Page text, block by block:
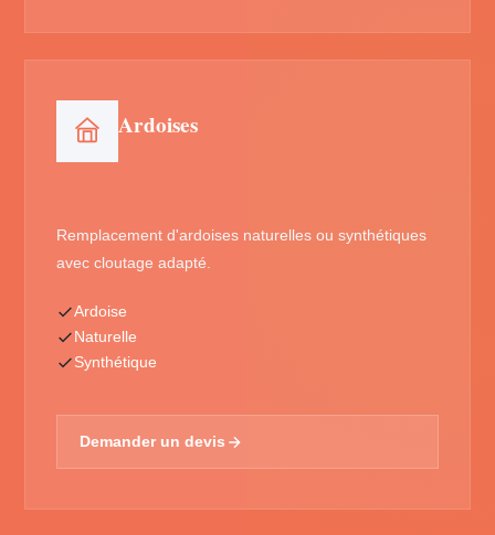
Ardoises
Remplacement d'ardoises naturelles ou synthétiques
avec cloutage adapté.
Ardoise
Naturelle
Synthétique
Demander un devis